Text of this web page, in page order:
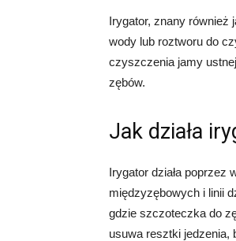
Irygator, znany również
wody lub roztworu do
czyszczenia jamy
zębów.
Jak działa
Irygator działa poprzez
międzyzębowych i linii
gdzie szczoteczka do
usuwa resztki jedzenia,